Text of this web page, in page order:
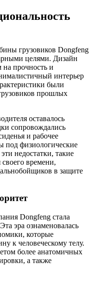
грузовиков Dongfeng
целями. Дизайн
прочность и
интерьер
были
прошлых
оставалось
сопровождались
и рабочее
под физиологические
недостатки, такие
времени,
в защите
Dongfeng стала
эра ознаменовалась
которые
к человеческому телу.
более анатомичных
а также